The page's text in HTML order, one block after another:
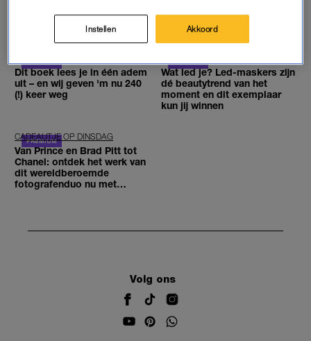
het enige rondreizende
festival ter wereld
tentoonstelling van een van
de meest iconische
Dit boek lees je in één adem
uit – en wij geven 'm nu 240
(!) keer weg
Wat led je? Led-maskers zijn
dé beautytrend van het
moment en dit exemplaar
kun jij winnen
CADEAUTJE OP DINSDAG
Van Prince en Brad Pitt tot
Chanel: ontdek het werk van
dit wereldberoemde
fotografenduo nu met
Volg ons
Instellen Akkoord